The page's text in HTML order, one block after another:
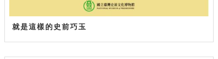
就是這樣的史前巧玉